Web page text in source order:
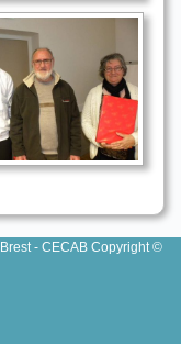
- CECAB Copyright ©